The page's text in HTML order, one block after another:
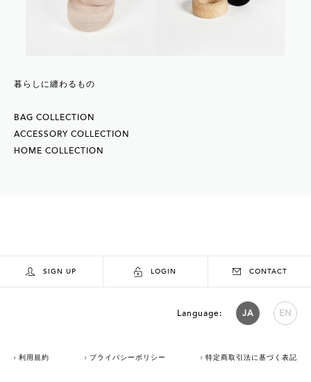
暮らしに纏わるもの
BAG COLLECTION
ACCESSORY COLLECTION
HOME COLLECTION
SIGN UP LOGIN CONTACT
Language: JA EN
利用規約 プライバシーポリシー 特定商取引法に基づく表記